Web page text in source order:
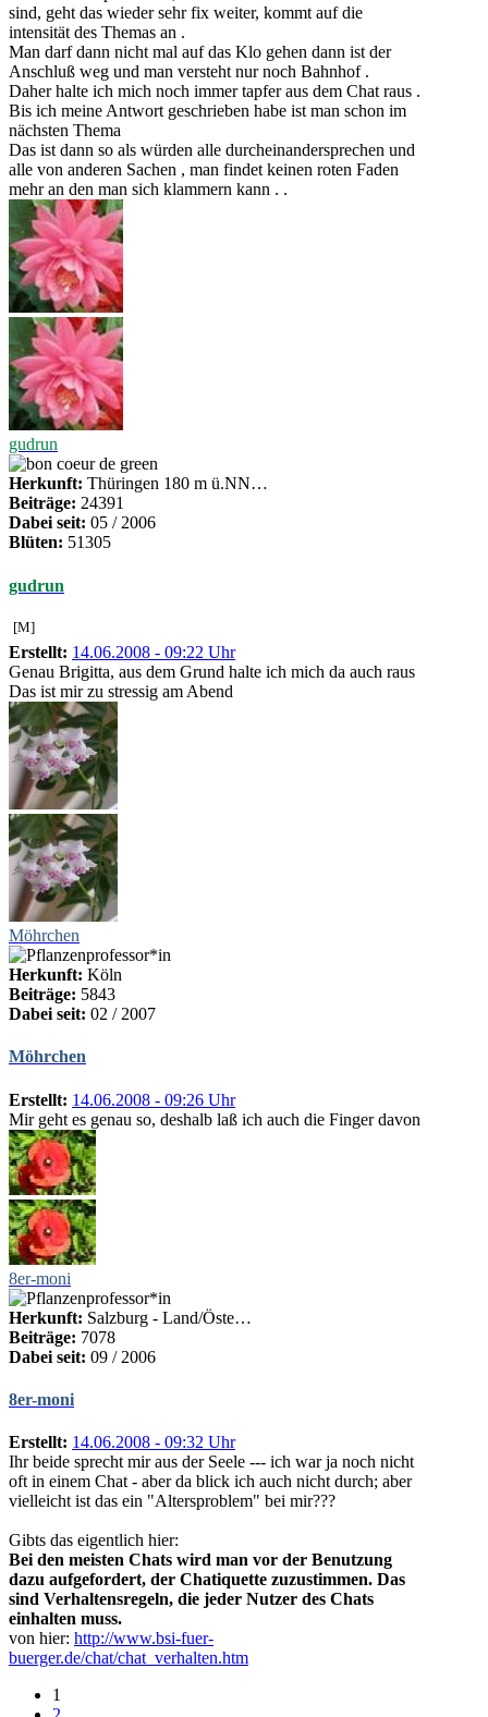
sind, geht das wieder sehr fix weiter, kommt auf die
intensität des Themas an .
Man darf dann nicht mal auf das Klo gehen dann ist der
Anschluß weg und man versteht nur noch Bahnhof .
Daher halte ich mich noch immer tapfer aus dem Chat raus .
Bis ich meine Antwort geschrieben habe ist man schon im
nächsten Thema
Das ist dann so als würden alle durcheinandersprechen und
alle von anderen Sachen , man findet keinen roten Faden
mehr an den man sich klammern kann . .
gudrun
Herkunft: Thüringen 180 m ü.NN…
Beiträge: 24391
Dabei seit: 05 / 2006
Blüten: 51305
gudrun
[M]
Erstellt: 14.06.2008 - 09:22 Uhr
Genau Brigitta, aus dem Grund halte ich mich da auch raus
Das ist mir zu stressig am Abend
Möhrchen
Herkunft: Köln
Beiträge: 5843
Dabei seit: 02 / 2007
Möhrchen
Erstellt: 14.06.2008 - 09:26 Uhr
Mir geht es genau so, deshalb laß ich auch die Finger davon
8er-moni
Herkunft: Salzburg - Land/Öste…
Beiträge: 7078
Dabei seit: 09 / 2006
8er-moni
Erstellt: 14.06.2008 - 09:32 Uhr
Ihr beide sprecht mir aus der Seele --- ich war ja noch nicht
oft in einem Chat - aber da blick ich auch nicht durch; aber
vielleicht ist das ein "Altersproblem" bei mir???
Gibts das eigentlich hier:
Bei den meisten Chats wird man vor der Benutzung
dazu aufgefordert, der Chatiquette zuzustimmen. Das
sind Verhaltensregeln, die jeder Nutzer des Chats
einhalten muss.
von hier: http://www.bsi-fuer-
buerger.de/chat/chat_verhalten.htm
1